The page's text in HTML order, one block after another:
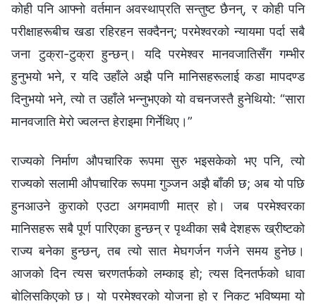
कोही पनि आफ्नो वर्तमान अवस्थाप्रति सन्तुष्ट छैनन्, र कोही पनि
परीक्षाहरूबीच खडा रहिरहन सक्दैनन्; परमेश्‍वरको न्यायमा पर्दा सबै
जना टुक्रा-टुक्रा हुन्छन्। यदि परमेश्‍वर मानवजातिसँग गम्भीर
हुनुभयो भने, र यदि उहाँले अझै पनि मानिसहरूलाई कडा मापदण्ड
दिनुभयो भने, त्यो त उहाँले भन्‍नुभएको यो वचनजस्तै हुनेथियो: “सारा
मानवजाति मेरो ज्वलन्त हेराइमा गिर्नेथिए।”
राज्यको निर्माण औपचारिक रूपमा सुरु भइसकेको भए पनि, त्यो
राज्यको सलामी औपचारिक रूपमा गुञ्जन अझै बाँकी छ; अब यो पछि
हुनआउने कुराको एउटा अगमवाणी मात्र हो। जब परमेश्‍वरका
मानिसहरू सबै पूर्ण पारिएका हुन्छन् र पृथ्वीका सबै देशहरू ख्रीष्टको
राज्य बनेका हुन्छन्, तब त्यो सात मेघगर्जन गर्जने समय हुनेछ।
आजको दिन त्यस चरणतर्फको लम्काइ हो; त्यस दिनतर्फको धावा
बोलिसकिएको छ। यो परमेश्‍वरको योजना हो र निकट भविष्यमा यो